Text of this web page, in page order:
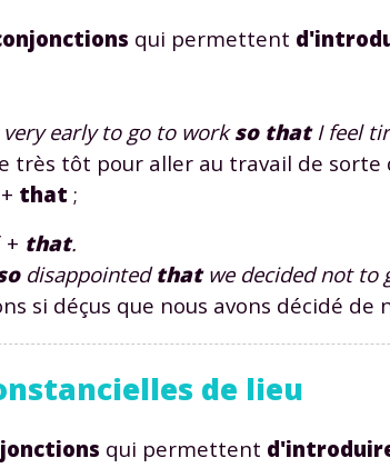
qui permettent
very early to go to workso thatI feel
tôt pour aller au travail de sorte
that ;
that.
disappointedthatwe decided not to
déçus que nous avons décidé de
de lieu
qui permettent
Envie
notre
exercices